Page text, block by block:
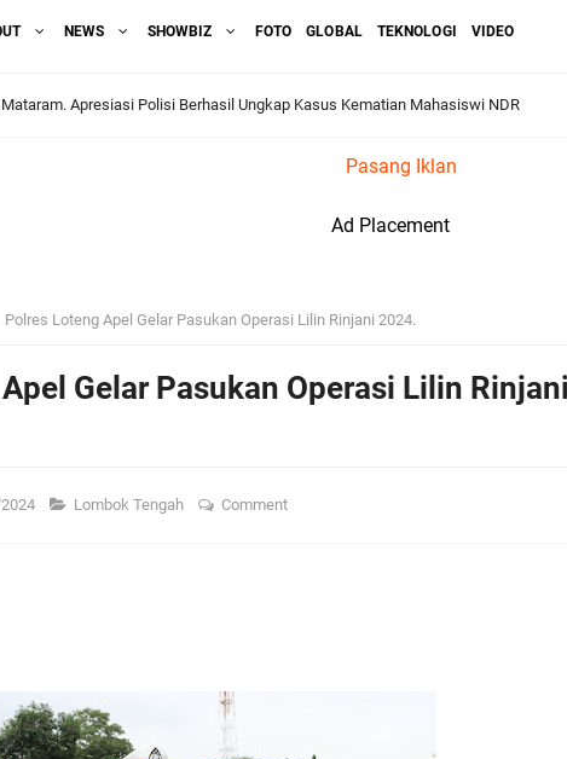
NEWS SHOWBIZ FOTO GLOBAL TEKNOLOGI VIDEO
Mataram. Apresiasi Polisi Berhasil Ungkap Kasus Kematian Mahasiswi NDR
NTB Letakkan Batu Pertama Balai Kemitraan Polri dan Masyarakat
NTB Matangkan Pengamanan MotoGP 2026
NTB Sabet Juara III Bulutangkis Kapolri Cup 2026
Pasang Iklan
Ad Placement
Polres Loteng Apel Gelar Pasukan Operasi Lilin Rinjani 2024.
Gelar Pasukan Operasi Lilin Rinjani
Lombok Tengah Comment